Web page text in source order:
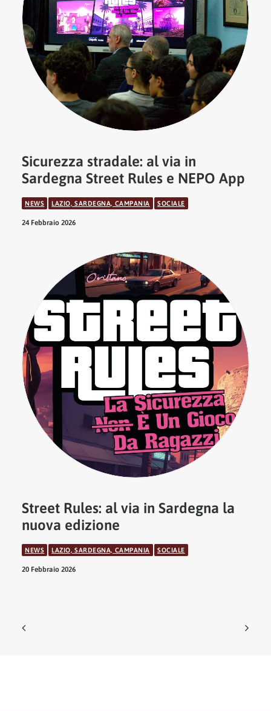
Sicurezza stradale: al via in
Sardegna Street Rules e NEPO App
NEWS LAZIO, SARDEGNA, CAMPANIA SOCIALE
24 Febbraio 2026
Street Rules: al via in Sardegna la
nuova edizione
NEWS LAZIO, SARDEGNA, CAMPANIA SOCIALE
20 Febbraio 2026